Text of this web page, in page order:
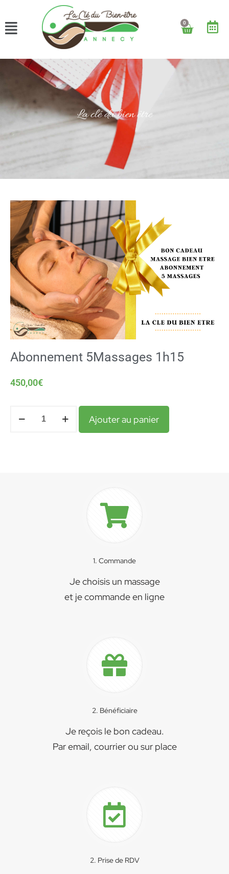
0
La clé du bien être
Abonnement 5Massages 1h15
450,00€
Ajouter au panier
1. Commande
Je choisis un massage
et je commande en ligne
2. Bénéficiaire
Je reçois le bon cadeau.
Par email, courrier ou sur place
2. Prise de RDV